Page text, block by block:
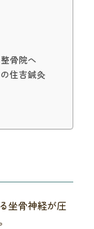
骨院へ
住吉鍼灸
坐骨神経が圧